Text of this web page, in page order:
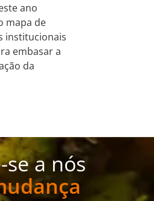
ano
mapa de
institucionais
embasar a
da
a nós